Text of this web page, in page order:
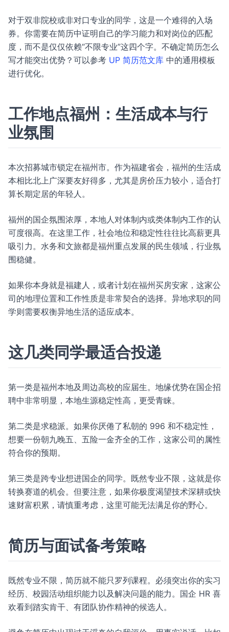
对于双非院校或非对口专业的同学，这是一个难得的入场
券。你需要在简历中证明自己的学习能力和对岗位的匹配
度，而不是仅仅依赖“不限专业”这四个字。不确定简历怎么
写才能突出优势？可以参考 UP 简历范文库 中的通用模板
进行优化。
工作地点福州：生活成本与行
业氛围
本次招募城市锁定在福州市。作为福建省会，福州的生活成
本相比北上广深要友好得多，尤其是房价压力较小，适合打
算长期定居的年轻人。
福州的国企氛围浓厚，本地人对体制内或类体制内工作的认
可度很高。在这里工作，社会地位和稳定性往往比高薪更具
吸引力。水务和文旅都是福州重点发展的民生领域，行业氛
围稳健。
如果你本身就是福建人，或者计划在福州买房安家，这家公
司的地理位置和工作性质是非常契合的选择。异地求职的同
学则需要权衡异地生活的适应成本。
这几类同学最适合投递
第一类是福州本地及周边高校的应届生。地缘优势在国企招
聘中非常明显，本地生源稳定性高，更受青睐。
第二类是求稳派。如果你厌倦了私朝的 996 和不稳定性，
想要一份朝九晚五、五险一金齐全的工作，这家公司的属性
符合你的预期。
第三类是跨专业想进国企的同学。既然专业不限，这就是你
转换赛道的机会。但要注意，如果你极度渴望技术深耕或快
速财富积累，请慎重考虑，这里可能无法满足你的野心。
简历与面试备考策略
既然专业不限，简历就不能只罗列课程。必须突出你的实习
经历、校园活动组织能力以及解决问题的能力。国企 HR 喜
欢看到踏实肯干、有团队协作精神的候选人。